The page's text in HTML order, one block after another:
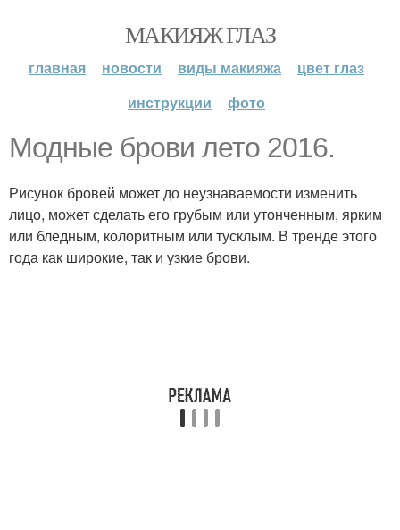
МАКИЯЖ ГЛАЗ
главная новости виды макияжа
цвет глаз
инструкции
фото
Модные брови лето 2016.
Рисунок бровей может до неузнаваемости изменить
лицо, может сделать его грубым или утонченным, ярким
или бледным, колоритным или тусклым. В тренде этого
года как широкие, так и узкие брови.